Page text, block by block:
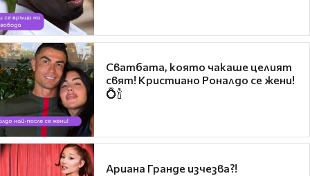
Сватбата, която чакаше целият
свят! Кристиано Роналдо се жени!
💍🍾
Ариана Гранде изчезва?!